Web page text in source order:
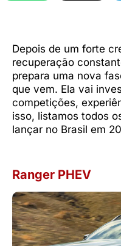
Depois de um forte
recuperação
prepara uma nova
que vem. Ela vai
competições,
isso, listamos todos
lançar no Brasil em
Ranger PHEV